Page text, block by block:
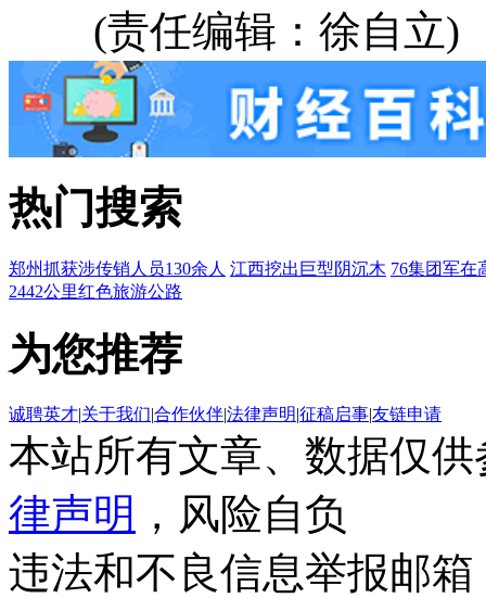
(责任编辑：徐自立)
热门搜索
郑州抓获涉传销人员130余人 江西挖出巨型阴沉木 76集团军在
2442公里红色旅游公路
为您推荐
诚聘英才|关于我们|合作伙伴|法律声明|征稿启事|友链申请
本站所有文章、数据仅
律声明 ，风险自负
违法和不良信息举报邮箱